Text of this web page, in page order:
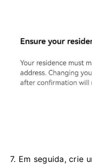
7. Em seguida, crie